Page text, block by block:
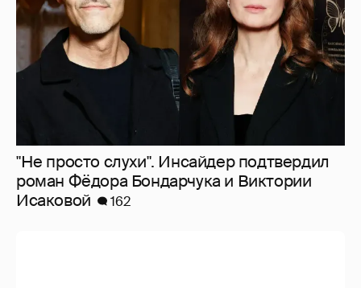
"Не просто слухи". Инсайдер подтвердил
роман Фёдора Бондарчука и Виктории
Исаковой
162